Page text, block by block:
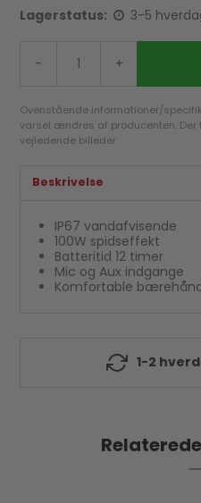
Lagerstatus:
3-5
- +
Ovenstående informationer/
varsel ændres af producenten. Der
vejledende billeder.
Beskrivelse
IP67 vandafvisende
100W spidseffekt
Batteritid 12 timer
Mic og Aux indgange
Komfortable
1-2